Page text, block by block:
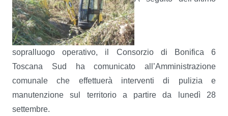
sopralluogo operativo, il Consorzio di Bonifica 6
Toscana Sud ha comunicato all’Amministrazione
comunale che effettuerà interventi di pulizia e
manutenzione sul territorio a partire da lunedì 28
settembre.